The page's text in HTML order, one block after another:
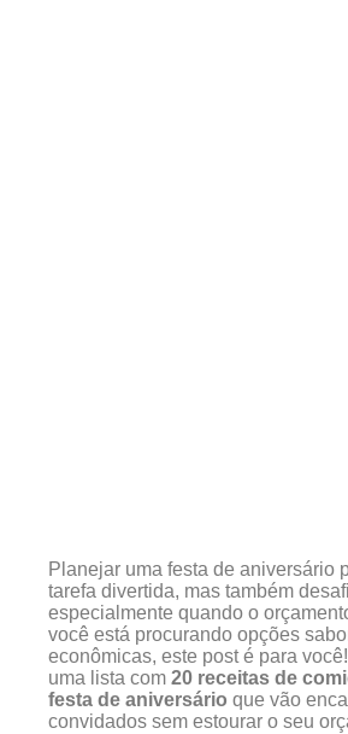
Planejar uma festa de aniversário
tarefa divertida, mas também
especialmente quando o
você está procurando opções
econômicas, este post é para
uma lista com 20 receitas de
festa de aniversário que vão
convidados sem estourar o seu